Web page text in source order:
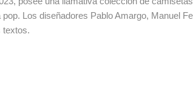
Los diseñadores Pablo Amargo, Manuel
textos.